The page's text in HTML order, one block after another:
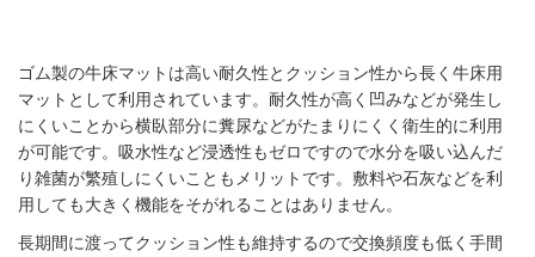
ゴム製の牛床マットは高い耐久性とクッション性から長く牛床用
マットとして利用されています。耐久性が高く凹みなどが発生し
にくいことから横臥部分に糞尿などがたまりにくく衛生的に利用
が可能です。吸水性など浸透性もゼロですので水分を吸い込んだ
り雑菌が繁殖しにくいこともメリットです。敷料や石灰などを利
用しても大きく機能をそがれることはありません。
長期間に渡ってクッション性も維持するので交換頻度も低く手間